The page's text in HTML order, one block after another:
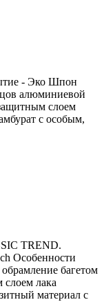
- Эко Шпон
алюминиевой
слоем
с особым,
TREND.
Особенности
багетом
лака
материал с